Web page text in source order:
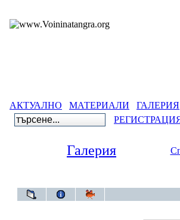
АКТУАЛНО МАТЕРИАЛИ ГАЛЕРИЯ
Галерия